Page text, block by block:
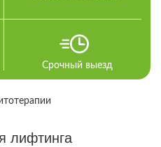
Срочный выезд
лифтинга